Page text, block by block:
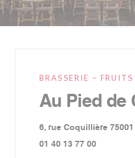
BRASSERIE –
Au Pied de
6, rue Coquillière
01 40 13 77 00